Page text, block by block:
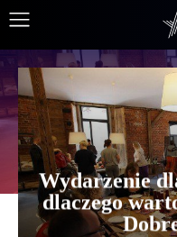
Wydarzenie
dlaczego